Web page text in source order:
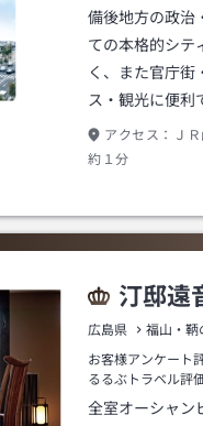
備後地方の政治
ての本格的シテ
く、また官庁街
ス・観光に便利
アクセス：
Ｊ
約１分
汀邸遠
広島県 福山・鞆
お客様アンケート
るるぶトラベル評
全室オーシャン